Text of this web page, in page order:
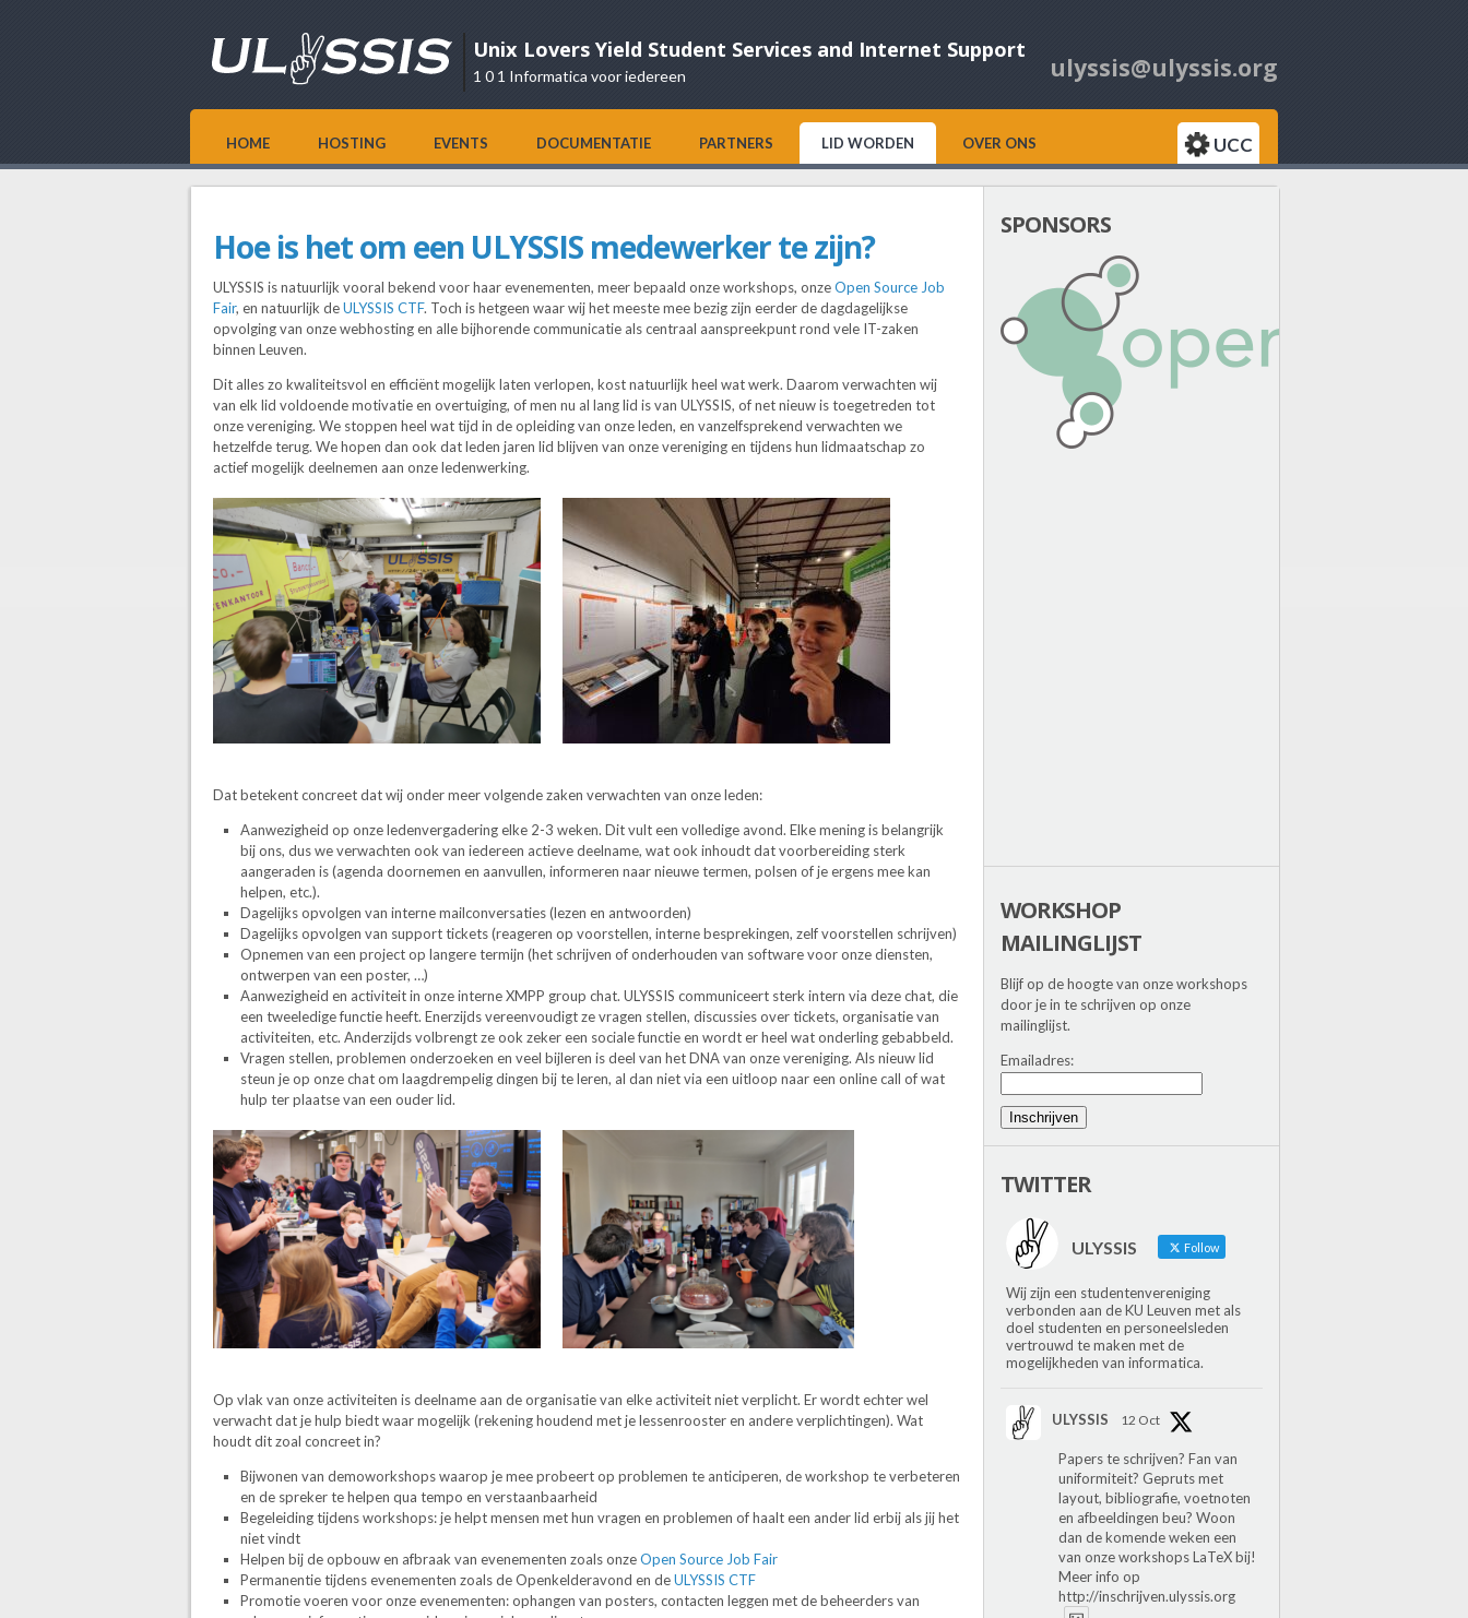
Unix Lovers Yield Student Services and Internet Support
1 0 1 Informatica voor iedereen ulyssis@ulyssis.org
HOME HOSTING EVENTS DOCUMENTATIE PARTNERS LID WORDEN OVER ONS UCC
Hoe is het om een ULYSSIS medewerker te zijn?
ULYSSIS is natuurlijk vooral bekend voor haar evenementen, meer bepaald onze workshops, onzeOpen Source Job
Fair, en natuurlijk deULYSSIS CTF. Toch is hetgeen waar wij het meeste mee bezig zijn eerder de dagdagelijkse
opvolging van onze webhosting en alle bijhorende communicatie als centraal aanspreekpunt rond vele IT-zaken
binnen Leuven.
Dit alles zo kwaliteitsvol en efficiënt mogelijk laten verlopen, kost natuurlijk heel wat werk. Daarom verwachten wij
van elk lid voldoende motivatie en overtuiging, of men nu al lang lid is van ULYSSIS, of net nieuw is toegetreden tot
onze vereniging. We stoppen heel wat tijd in de opleiding van onze leden, en vanzelfsprekend verwachten we
hetzelfde terug. We hopen dan ook dat leden jaren lid blijven van onze vereniging en tijdens hun lidmaatschap zo
actief mogelijk deelnemen aan onze ledenwerking.
Dat betekent concreet dat wij onder meer volgende zaken verwachten van onze leden:
Aanwezigheid op onze ledenvergadering elke 2-3 weken. Dit vult een volledige avond. Elke mening is belangrijk
bij ons, dus we verwachten ook van iedereen actieve deelname, wat ook inhoudt dat voorbereiding sterk
aangeraden is (agenda doornemen en aanvullen, informeren naar nieuwe termen, polsen of je ergens mee kan
helpen, etc.).
Dagelijks opvolgen van interne mailconversaties (lezen en antwoorden)
Dagelijks opvolgen van support tickets (reageren op voorstellen, interne besprekingen, zelf voorstellen schrijven)
Opnemen van een project op langere termijn (het schrijven of onderhouden van software voor onze diensten,
ontwerpen van een poster, …)
Aanwezigheid en activiteit in onze interne XMPP group chat. ULYSSIS communiceert sterk intern via deze chat, die
een tweeledige functie heeft. Enerzijds vereenvoudigt ze vragen stellen, discussies over tickets, organisatie van
activiteiten, etc. Anderzijds volbrengt ze ook zeker een sociale functie en wordt er heel wat onderling gebabbeld.
Vragen stellen, problemen onderzoeken en veel bijleren is deel van het DNA van onze vereniging. Als nieuw lid
steun je op onze chat om laagdrempelig dingen bij te leren, al dan niet via een uitloop naar een online call of wat
hulp ter plaatse van een ouder lid.
Op vlak van onze activiteiten is deelname aan de organisatie van elke activiteit niet verplicht. Er wordt echter wel
verwacht dat je hulp biedt waar mogelijk (rekening houdend met je lessenrooster en andere verplichtingen). Wat
houdt dit zoal concreet in?
Bijwonen van demoworkshops waarop je mee probeert op problemen te anticiperen, de workshop te verbeteren
en de spreker te helpen qua tempo en verstaanbaarheid
Begeleiding tijdens workshops: je helpt mensen met hun vragen en problemen of haalt een ander lid erbij als jij het
niet vindt
Helpen bij de opbouw en afbraak van evenementen zoals onzeOpen Source Job Fair
Permanentie tijdens evenementen zoals de Openkelderavond en deULYSSIS CTF
Promotie voeren voor onze evenementen: ophangen van posters, contacten leggen met de beheerders van
SPONSORS
WORKSHOP
MAILINGLIJST
Blijf op de hoogte van onze workshops
door je in te schrijven op onze
mailinglijst.
Emailadres:
Inschrijven
TWITTER
ULYSSIS Follow
Wij zijn een studentenvereniging
verbonden aan de KU Leuven met als
doel studenten en personeelsleden
vertrouwd te maken met de
mogelijkheden van informatica.
ULYSSIS 12 Oct
Papers te schrijven? Fan van
uniformiteit? Gepruts met
layout, bibliografie, voetnoten
en afbeeldingen beu? Woon
dan de komende weken een
van onze workshops LaTeX bij!
Meer info op
http://inschrijven.ulyssis.org